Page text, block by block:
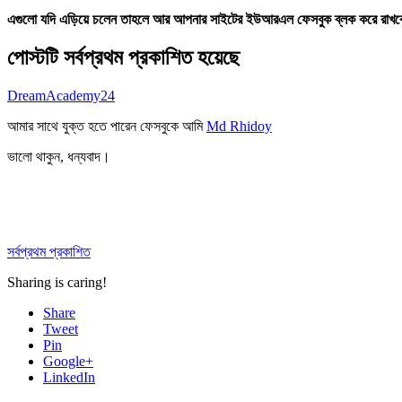
এগুলো যদি এড়িয়ে চলেন তাহলে আর আপনার সাইটের ইউআরএল ফেসবুক ব্লক করে
পোস্টটি সর্বপ্রথম প্রকাশিত হয়েছে
DreamAcademy24
আমার সাথে যুক্ত হতে পারেন ফেসবুকে আমিMd Rhidoy
ভালো থাকুন, ধন্যবাদ।
সর্বপ্রথম প্রকাশিত
Sharing is caring!
Share
Tweet
Pin
Google+
LinkedIn